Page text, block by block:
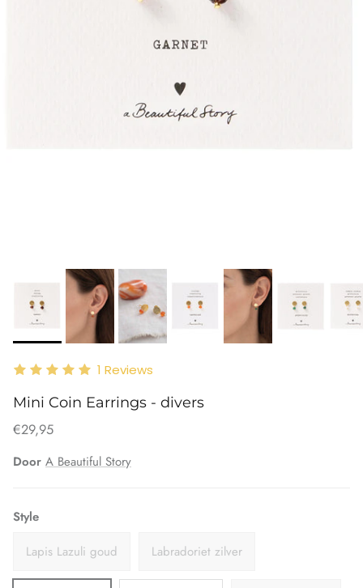
1 Reviews
Mini Coin Earrings - divers
€29,95
Door A Beautiful Story
Style
Lapis Lazuli goud
Labradoriet zilver